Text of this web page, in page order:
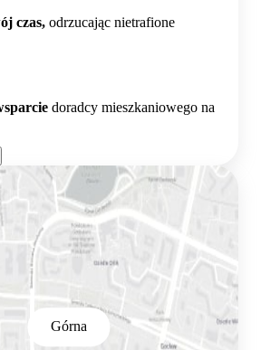
czas, odrzucając nietrafione
doradcy mieszkaniowego na
Górna